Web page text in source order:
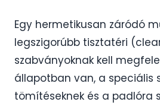
Egy hermetikusan záródó
legszigorúbb tisztatéri
szabványoknak kell
állapotban van, a speciális
tömítéseknek és a padlóra